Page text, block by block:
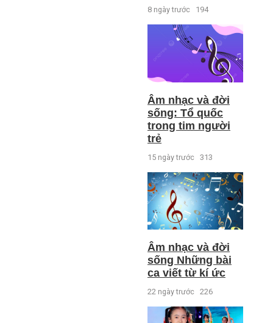
8 ngày trước 194
Âm nhạc và đời
sống: Tổ quốc
trong tim người
trẻ
15 ngày trước 313
Âm nhạc và đời
sống Những bài
ca viết từ kí ức
22 ngày trước 226